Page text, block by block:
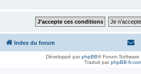
Index du forum
Développé parphpBB® Forum
Traduit parphpBB-